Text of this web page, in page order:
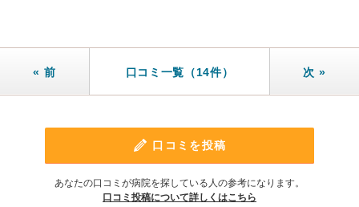
« 前 口コミ一覧（14件） 次 »
口コミを投稿
あなたの口コミが病院を探している人の参考になります。
口コミ投稿について詳しくはこちら